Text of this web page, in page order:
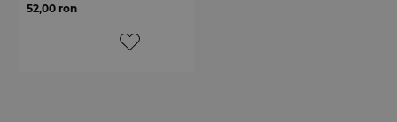
52,00 ron